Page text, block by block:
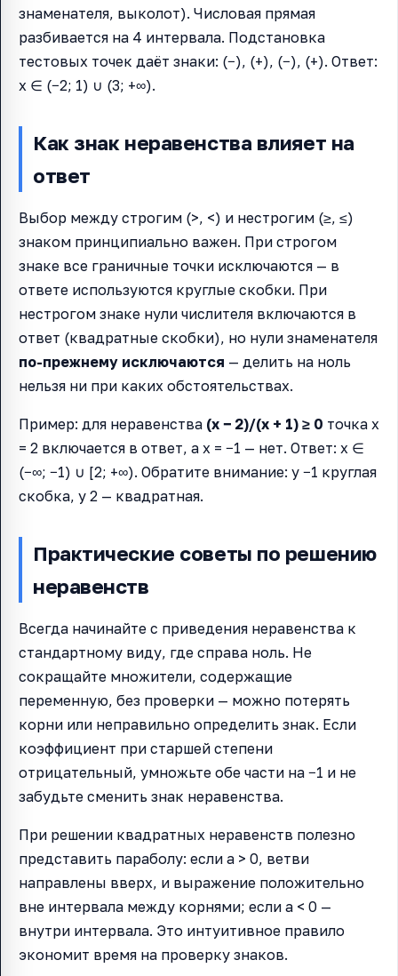
знаменателя, выколот). Числовая прямая
разбивается на 4 интервала. Подстановка
тестовых точек даёт знаки: (−), (+), (−), (+). Ответ:
x ∈ (−2; 1) ∪ (3; +∞).
Как знак неравенства влияет на
ответ
Выбор между строгим (>, <) и нестрогим (≥, ≤)
знаком принципиально важен. При строгом
знаке все граничные точки исключаются — в
ответе используются круглые скобки. При
нестрогом знаке нули числителя включаются в
ответ (квадратные скобки), но нули знаменателя
по-прежнему исключаются — делить на ноль
нельзя ни при каких обстоятельствах.
Пример: для неравенства (x − 2)/(x + 1) ≥ 0 точка x
= 2 включается в ответ, а x = −1 — нет. Ответ: x ∈
(−∞; −1) ∪ [2; +∞). Обратите внимание: у −1 круглая
скобка, у 2 — квадратная.
Практические советы по решению
неравенств
Всегда начинайте с приведения неравенства к
стандартному виду, где справа ноль. Не
сокращайте множители, содержащие
переменную, без проверки — можно потерять
корни или неправильно определить знак. Если
коэффициент при старшей степени
отрицательный, умножьте обе части на −1 и не
забудьте сменить знак неравенства.
При решении квадратных неравенств полезно
представить параболу: если a > 0, ветви
направлены вверх, и выражение положительно
вне интервала между корнями; если a < 0 —
внутри интервала. Это интуитивное правило
экономит время на проверку знаков.